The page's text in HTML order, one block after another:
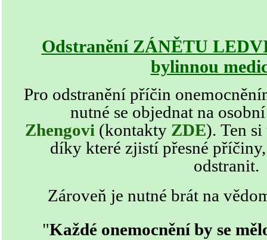
Odstranění ZÁNĚTU
bylinnou
Pro odstranění příčin
nutné se objednat na
Zhengovi (kontakty ZDE). Ten
díky které zjistí přesné
odstranit.
Zároveň je nutné brát na
"Každé onemocnění by se